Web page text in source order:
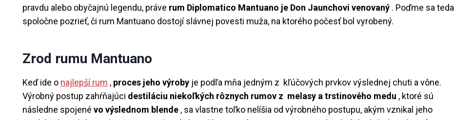
pravdu alebo obyčajnú legendu, práve rum Diplomatico Mantuano je Don Jaunchovi venovaný . Poďme sa teda
spoločne pozrieť, či rum Mantuano dostojí slávnej povesti muža, na ktorého počesť bol vyrobený.
Zrod rumu Mantuano
Keď ide o najlepší rum , proces jeho výroby je podľa mňa jedným z kľúčových prvkov výslednej chuti a vône.
Výrobný postup zahŕňajúci destiláciu niekoľkých rôznych rumov z melasy a trstinového medu , ktoré sú
následne spojené vo výslednom blende , sa vlastne toľko nelíšia od výrobného postupu, akým vznikal jeho